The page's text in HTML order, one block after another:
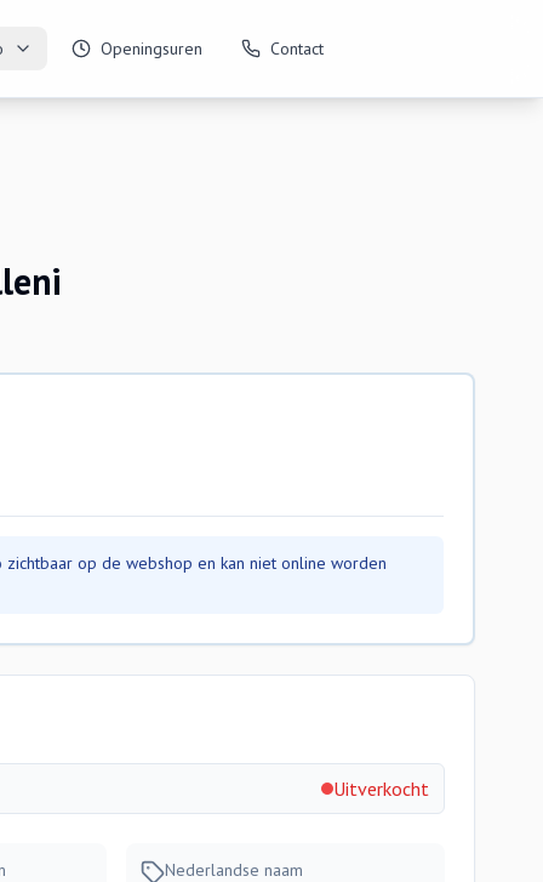
Openingsuren Contact
op de webshop en kan niet online worden
Uitverkocht
Nederlandse naam